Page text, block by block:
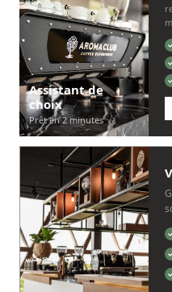
Assistant de
choix
Prêt en 2 minutes